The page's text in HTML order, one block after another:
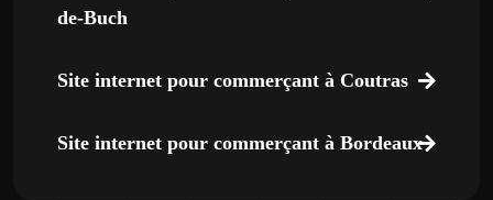
de-Buch
Site internet pour commerçant à Coutras
Site internet pour commerçant à Bordeaux